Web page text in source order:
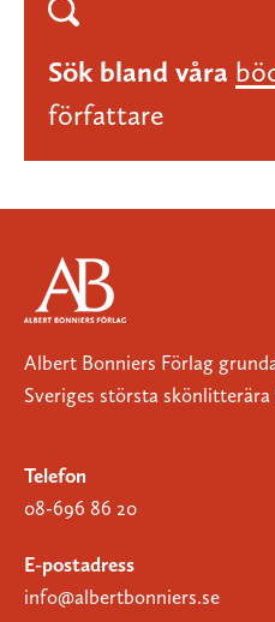
Sök bland våra
författare
Albert Bonniers Förlag
Sveriges största
Telefon
08-696 86 20
E-postadress
info@albertbonniers.se